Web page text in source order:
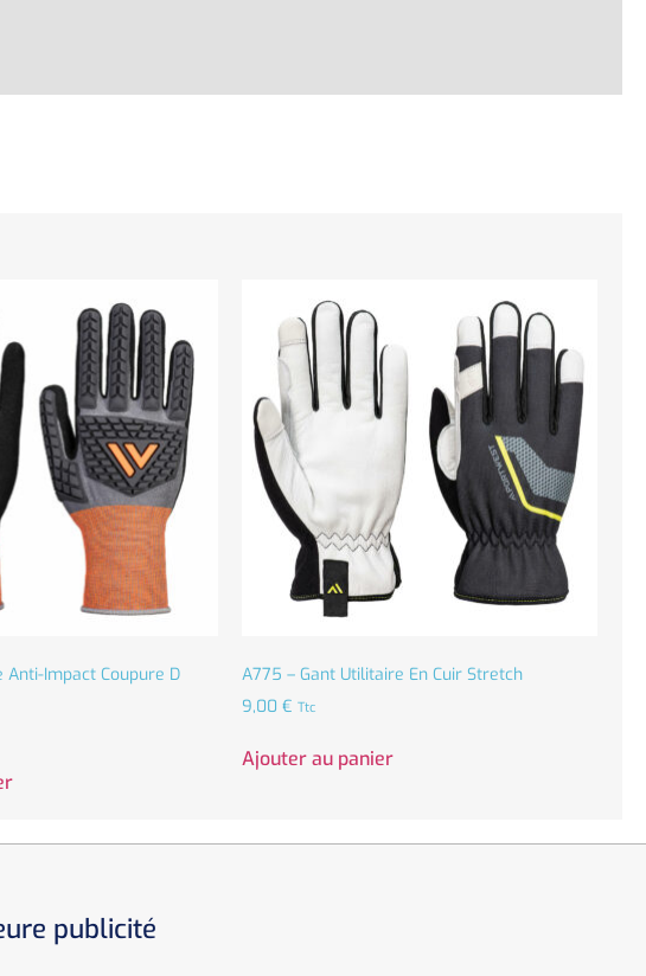
Anti-Impact Coupure D
A775 – Gant Utilitaire En Cuir Stretch
9,00 € Ttc
Ajouter au panier
publicité